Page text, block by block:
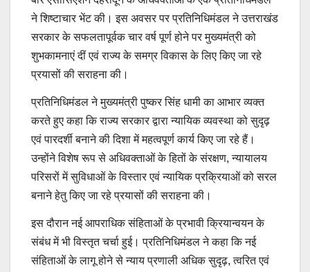
ने शिष्टाचार भेंट की। इस अवसर पर प्रतिनिधिमंडल ने उत्तराखंड
सरकार के सफलतापूर्वक चार वर्ष पूर्ण होने पर मुख्यमंत्री को
शुभकामनाएं दीं एवं राज्य के समग्र विकास के लिए किए जा रहे
प्रयासों की सराहना की।
प्रतिनिधिमंडल ने मुख्यमंत्री पुष्कर सिंह धामी का आभार व्यक्त
करते हुए कहा कि राज्य सरकार द्वारा न्यायिक व्यवस्था को सुदृढ़
एवं पारदर्शी बनाने की दिशा में महत्वपूर्ण कार्य किए जा रहे हैं।
उन्होंने विशेष रूप से अधिवक्ताओं के हितों के संरक्षण, न्यायालय
परिसरों में सुविधाओं के विस्तार एवं न्यायिक प्रक्रियाओं को सरल
बनाने हेतु किए जा रहे प्रयासों की सराहना की।
इस दौरान नई आपराधिक संहिताओं के प्रभावी क्रियान्वयन के
संबंध में भी विस्तृत चर्चा हुई। प्रतिनिधिमंडल ने कहा कि नई
संहिताओं के लागू होने से न्याय प्रणाली अधिक सुदृढ़, त्वरित एवं